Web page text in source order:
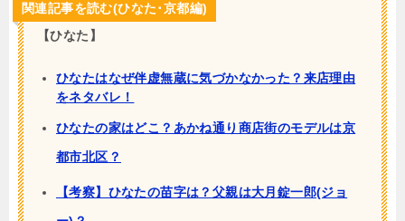
関連記事を読む(ひなた･京都編)
【ひなた】
ひなたはなぜ伴虚無蔵に気づかなかった？来店理由
をネタバレ！
ひなたの家はどこ？あかね通り商店街のモデルは京
都市北区？
【考察】ひなたの苗字は？父親は大月錠一郎(ジョ